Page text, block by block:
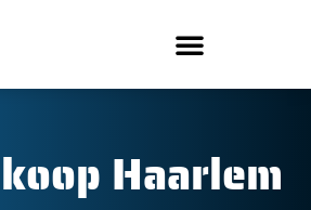
Haarlem